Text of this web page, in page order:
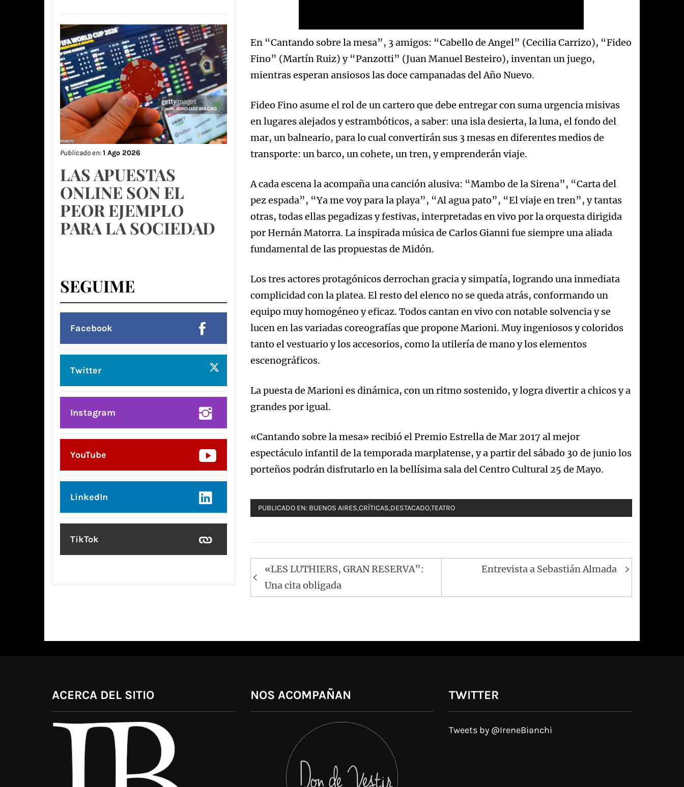
En “Cantando sobre la mesa”, 3 amigos: “Cabello de Angel” (Cecilia Carrizo), “Fideo
Fino” (Martín Ruiz) y “Panzotti” (Juan Manuel Besteiro), inventan un juego,
mientras esperan ansiosos las doce campanadas del Año Nuevo.
Fideo Fino asume el rol de un cartero que debe entregar con suma urgencia misivas
en lugares alejados y estrambóticos, a saber: una isla desierta, la luna, el fondo del
mar, un balneario, para lo cual convertirán sus 3 mesas en diferentes medios de
transporte: un barco, un cohete, un tren, y emprenderán viaje.
A cada escena la acompaña una canción alusiva: “Mambo de la Sirena”, “Carta del
pez espada”, “Ya me voy para la playa”, “Al agua pato”, “El viaje en tren”, y tantas
otras, todas ellas pegadizas y festivas, interpretadas en vivo por la orquesta dirigida
por Hernán Matorra. La inspirada música de Carlos Gianni fue siempre una aliada
fundamental de las propuestas de Midón.
Los tres actores protagónicos derrochan gracia y simpatía, logrando una inmediata
complicidad con la platea. El resto del elenco no se queda atrás, conformando un
equipo muy homogéneo y eficaz. Todos cantan en vivo con notable solvencia y se
lucen en las variadas coreografías que propone Marioni. Muy ingeniosos y coloridos
tanto el vestuario y los accesorios, como la utilería de mano y los elementos
escenográficos.
La puesta de Marioni es dinámica, con un ritmo sostenido, y logra divertir a chicos y a
grandes por igual.
«Cantando sobre la mesa» recibió el Premio Estrella de Mar 2017 al mejor
espectáculo infantil de la temporada marplatense, y a partir del sábado 30 de junio los
porteños podrán disfrutarlo en la bellísima sala del Centro Cultural 25 de Mayo.
PUBLICADO EN: BUENOS AIRES,CRÍTICAS,DESTACADO,TEATRO
Navegación
de
entradas
«LES LUTHIERS, GRAN RESERVA”:
Una cita obligada
Entrevista a Sebastián Almada
Publicado en:1 Ago 2026
LAS APUESTAS
ONLINE SON EL
PEOR EJEMPLO
PARA LA SOCIEDAD
SEGUIME
Facebook
Twitter
Instagram
YouTube
LinkedIn
TikTok
ACERCA DEL SITIO NOS ACOMPAÑAN TWITTER
Tweets by @IreneBianchi